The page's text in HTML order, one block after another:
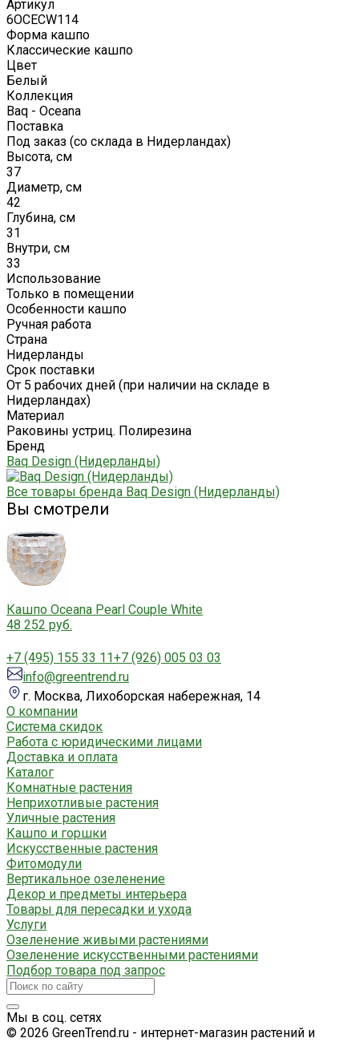
Артикул
6OCECW114
Форма кашпо
Классические кашпо
Цвет
Белый
Коллекция
Baq - Oceana
Поставка
Под заказ (со склада в Нидерландах)
Высота, см
37
Диаметр, см
42
Глубина, см
31
Внутри, см
33
Использование
Только в помещении
Особенности кашпо
Ручная работа
Страна
Нидерланды
Срок поставки
От 5 рабочих дней (при наличии на складе в
Нидерландах)
Материал
Раковины устриц. Полирезина
Бренд
Baq Design (Нидерланды)
Все товары бренда Baq Design (Нидерланды)
Вы смотрели
Кашпо Oceana Pearl Couple White
48 252 руб.
+7 (495) 155 33 11+7 (926) 005 03 03
info@greentrend.ru
г. Москва, Лихоборская набережная, 14
О компании
Система скидок
Работа с юридическими лицами
Доставка и оплата
Каталог
Комнатные растения
Неприхотливые растения
Уличные растения
Кашпо и горшки
Искусственные растения
Фитомодули
Вертикальное озеленение
Декор и предметы интерьера
Товары для пересадки и ухода
Услуги
Озеленение живыми растениями
Озеленение искусственными растениями
Подбор товара под запрос
Мы в соц. сетях
© 2026 GreenTrend.ru - интернет-магазин растений и